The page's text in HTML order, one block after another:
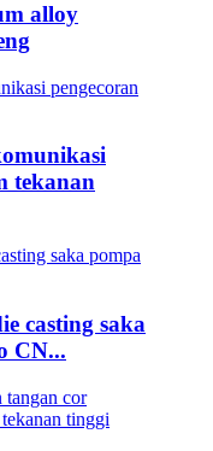
alloy
tekanan
casting saka
CN...